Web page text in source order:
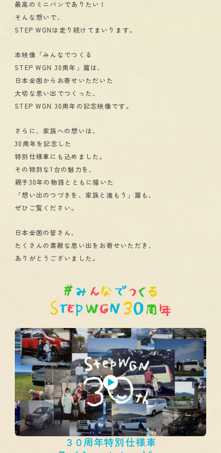
最高のミニバンでありたい！
そんな想いで、
STEP WGNは走り続けてまいります。
本映像「みんなでつくる
STEP WGN 30周年」篇は、
日本全国からお寄せいただいた
大切な思い出でつくった、
STEP WGN 30周年の記念映像です。
さらに、家族への想いは、
30周年を記念した
特別仕様車にも込めました。
その特別な1台の魅力を、
親子30年の物語とともに描いた
「想い出のつづきを、家族と進もう」篇も、
ぜひご覧ください。
日本全国の皆さん、
たくさんの素敵な思い出をお寄せいただき、
ありがとうございました。
３０ 周年特別仕様車